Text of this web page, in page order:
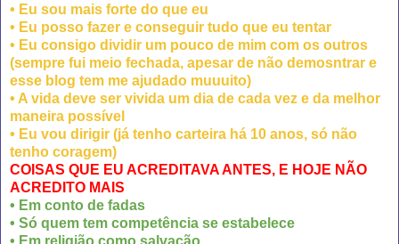
• Eu sou mais forte do que eu
• Eu posso fazer e conseguir tudo que eu tentar
• Eu consigo dividir um pouco de mim com os outros
(sempre fui meio fechada, apesar de não demosntrar e
esse blog tem me ajudado muuuito)
• A vida deve ser vivida um dia de cada vez e da melhor
maneira possível
• Eu vou dirigir (já tenho carteira há 10 anos, só não
tenho coragem)
COISAS QUE EU ACREDITAVA ANTES, E HOJE NÃO
ACREDITO MAIS
• Em conto de fadas
• Só quem tem competência se estabelece
• Em religião como salvação